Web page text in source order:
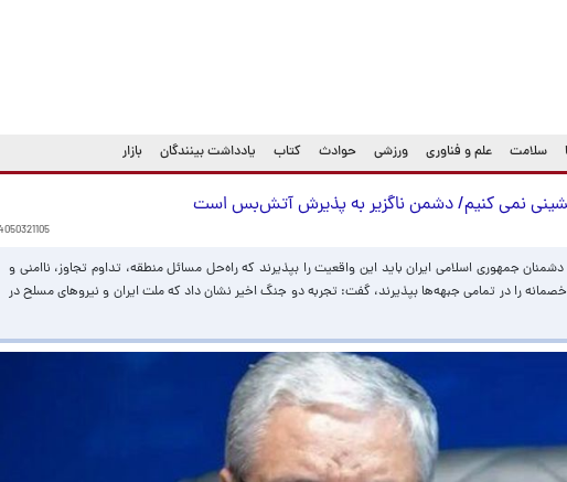
سلامت علم و فناوری ورزشی حوادث کتاب یادداشت بینندگان بازار
نمی کنیم/ دشمن ناگزیر به پذیرش آتش‌بس است
جمهوری اسلامی ایران باید این واقعیت را بپذیرند که راه‌حل مسائل منطقه، تداوم تجاوز، ناامنی و
را در تمامی جبهه‌ها بپذیرند، گفت: تجربه دو جنگ اخیر نشان داد که ملت ایران و نیروهای مسلح در